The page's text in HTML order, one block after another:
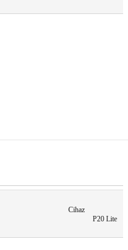
Cihaz
P20 Lite